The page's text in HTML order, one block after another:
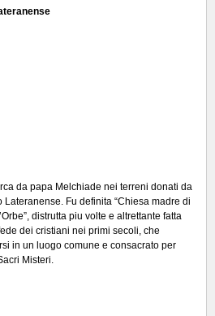
da papa Melchiade nei terreni donati da
Fu definita “Chiesa madre di
distrutta piu volte e altrettante fatta
dei cristiani nei primi secoli, che
in un luogo comune e consacrato per
Misteri.